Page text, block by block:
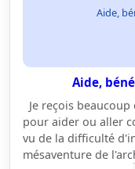
Aide,
Aide,
Je reçois
pour aider ou aller
vu de la difficulté
mésaventure de